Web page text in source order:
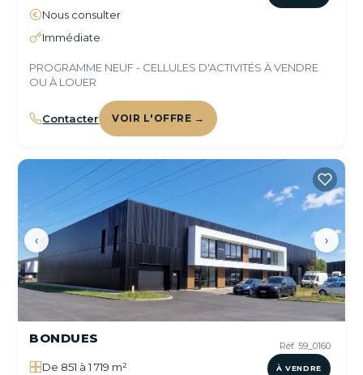
Nous consulter
Immédiate
PROGRAMME NEUF - CELLULES D'ACTIVITÉS À VENDRE
OU À LOUER
Contacter VOIR L'OFFRE →
‹ ›
Réf. 59_0160
À VENDRE
BONDUES
De 851 à 1 719 m²